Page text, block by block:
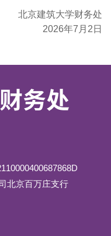
北京建筑大学财务处
2026年7月2日
北京百万庄支行